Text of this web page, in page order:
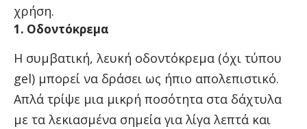
χρήση.
1. Οδοντόκρεμα
Η συμβατική, λευκή οδοντόκρεμα (όχι τύπου
gel) μπορεί να δράσει ως ήπιο απολεπιστικό.
Απλά τρίψε μια μικρή ποσότητα στα δάχτυλα
με τα λεκιασμένα σημεία για λίγα λεπτά και